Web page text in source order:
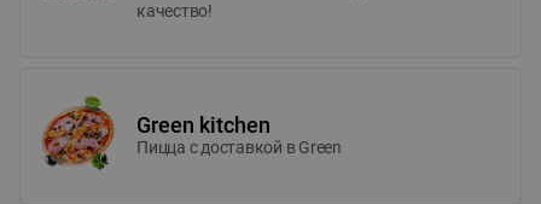
качество!
Green kitchen
Пицца c доставкой в Green